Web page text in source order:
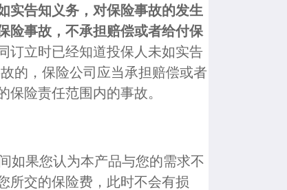
实告知义务，对保险事故的发生
险事故，不承担赔偿或者给付保
订立时已经知道投保人未如实告
的，保险公司应当承担赔偿或者
险责任范围内的事故。
如果您认为本产品与您的需求不
所交的保险费，此时不会有损